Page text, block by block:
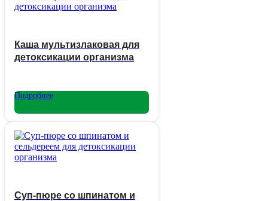
Каша мультизлаковая для
детоксикации организма
Подробнее
Суп-пюре со шпинатом и